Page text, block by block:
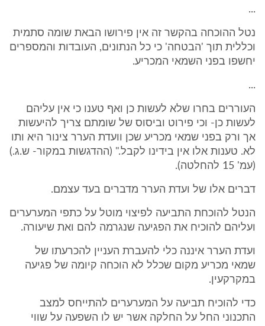
...
נטל ההוכחה בהקשר זה אין פירושו הבאת שומה סתמית
וכללית תוך 'הבטחה' כי כל הנתונים, העובדות והמספרים
יחשפו בפני השמאי המכריע.
...
העוררים בחרו שלא לעשות כן ואף טענו כי אין עליהם
לעשות כן- וכי פירוט וביסוס של שומתם צריך להיעשות
אך ורק בפני שמאי מכריע שכן וועדת הערר צינור היא ותו
לא. טענות אלו אין בידינו לקבל." (ההדגשות במקור- ש.ג.)
(עמ' 15 להחלטה).
דברים אלו של ועדת הערר מדברים בעד עצמם.
הנטל להוכחת התביעה לפיצוי מוטל על כתפי המערערים
ועליהם להוכיח את הפגיעה שנגרמה להם ואת שיעורה.
ועדת הערר איננה כלי להעברת העניין להכרעתו של
שמאי מכריע מקום שכלל לא הוכחה קיומה של פגיעה
במקרקעין.
כדי להוכיח תביעה על המערערים להתייחס למצב
התכנוני החל על החלקה אשר יש לו השפעה על שווי